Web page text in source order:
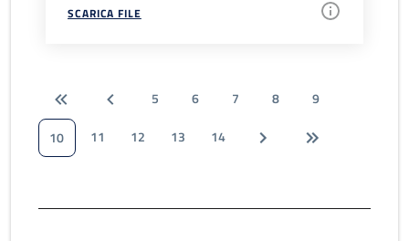
SCARICA FILE
5 6 7 8
9
10
11 12 13 14